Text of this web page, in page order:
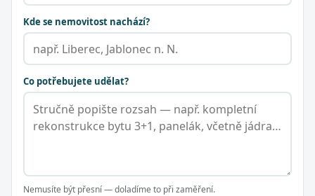
Kde se nemovitost nachází?
Co potřebujete udělat?
Nemusíte být přesní — doladíme to při zaměření.